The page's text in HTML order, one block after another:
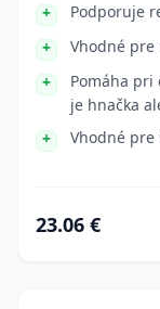
Podporuje
Vhodné pre
Pomáha pri
je hnačka
Vhodné pre
23.06 €